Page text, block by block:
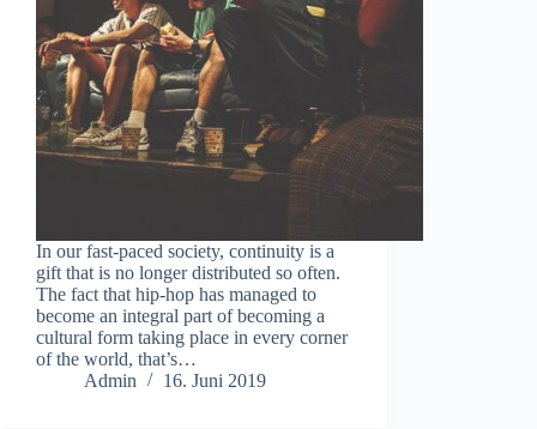
In our fast-paced society, continuity is a
gift that is no longer distributed so often.
The fact that hip-hop has managed to
become an integral part of becoming a
cultural form taking place in every corner
of the world, that’s…
Admin
16. Juni 2019